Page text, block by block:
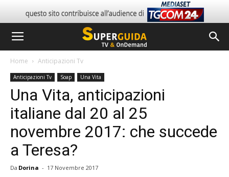
Home Anticipazioni Tv
Anticipazioni Tv Soap Una Vita
Una Vita, anticipazioni
italiane dal 20 al 25
novembre 2017: che succede
a Teresa?
Da Dorina - 17 Novembre 2017